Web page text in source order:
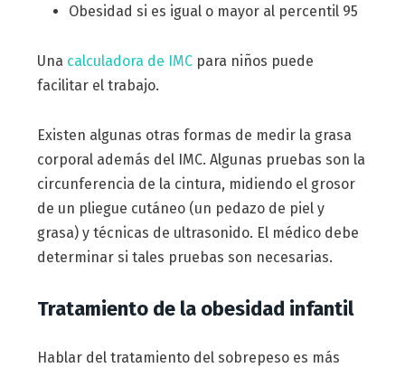
Obesidad si es igual o mayor al percentil 95
Una calculadora de IMCpara niños puede
facilitar el trabajo.
Existen algunas otras formas de medir la grasa
corporal además del IMC. Algunas pruebas son la
circunferencia de la cintura, midiendo el grosor
de un pliegue cutáneo (un pedazo de piel y
grasa) y técnicas de ultrasonido. El médico debe
determinar si tales pruebas son necesarias.
Tratamiento de la obesidad infantil
Hablar del tratamiento del sobrepeso es más